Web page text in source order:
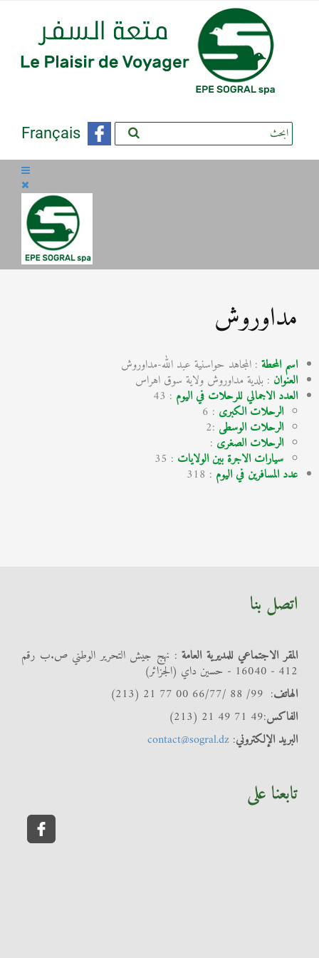
Français
مداوروش
اسم المحطة : المجاهد حواسنية عبد الله-مداوروش
العنوان : بلدية مداوروش ولاية سوق اهراس
العدد الاجمالي للرحلات في اليوم : 43
الرحلات الكبرى : 6
الرحلات الوسطى :2
الرحلات الصغرى :
سيارات الاجرة بين الولايات : 35
عدد المسافرين في اليوم : 318
اتصل بنا
المقر الاجتماعي للمديرية العامة : نهج جيش التحرير الوطني ص.ب رقم
412 - 16040 - حسين داي (الجزائر)
الهاتف: 99/ 88 /66/77 00 77 21 (213)
الفاكس:49 71 49 21 (213)
البريد الإلكتروني:
contact@sogral.dz
تابعنا على